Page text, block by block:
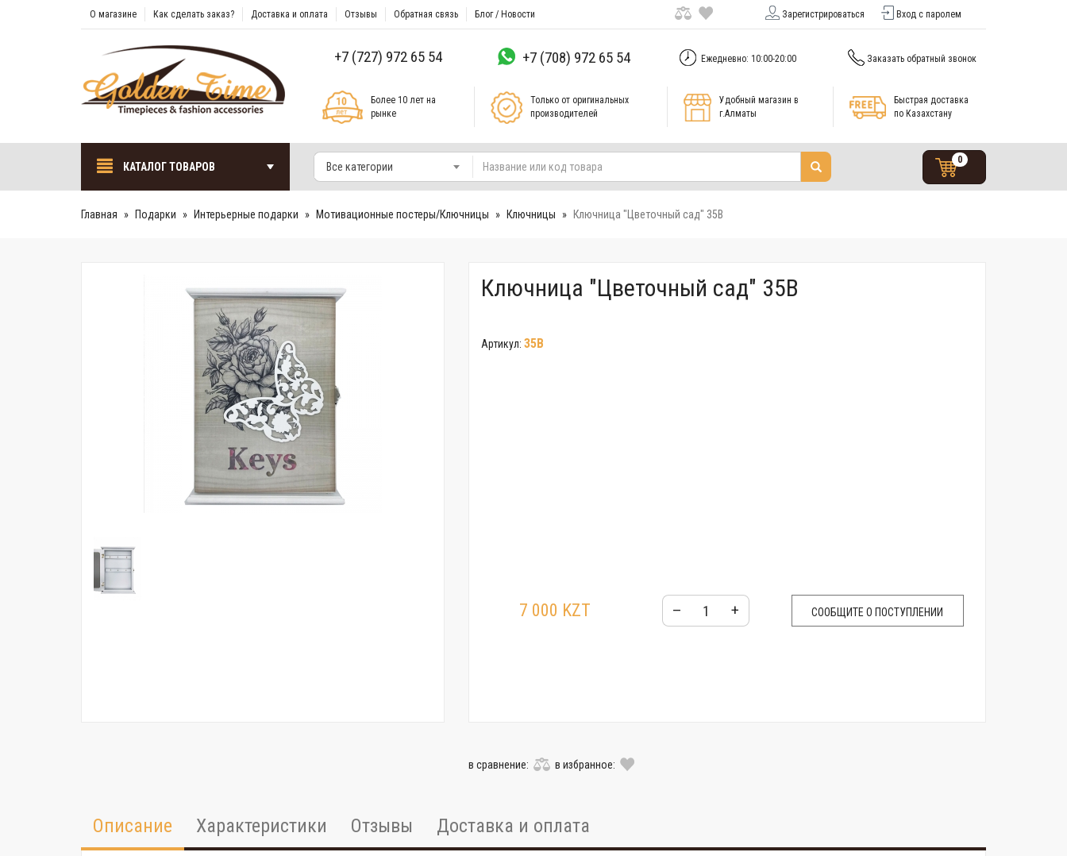
О магазине Как сделать заказ? Доставка и оплата Отзывы Обратная связь Блог / Новости Зарегистрироваться Вход с паролем
+7 (727) 972 65 54 +7 (708) 972 65 54 Ежедневно: 10:00-20:00 Заказать обратный звонок
Более 10 лет на
рынке
Только от оригинальных
производителей
Удобный магазин в
г.Алматы
Быстрая доставка
по Казахстану
КАТАЛОГ ТОВАРОВ Все категории
0
Главная Подарки Интерьерные подарки Мотивационные постеры/Ключницы Ключницы Ключница "Цветочный сад" 35B
Ключница "Цветочный сад" 35B
Артикул: 35B
7 000 KZT – + СООБЩИТЕ О ПОСТУПЛЕНИИ
в сравнение: в избранное:
Описание Характеристики Отзывы Доставка и оплата